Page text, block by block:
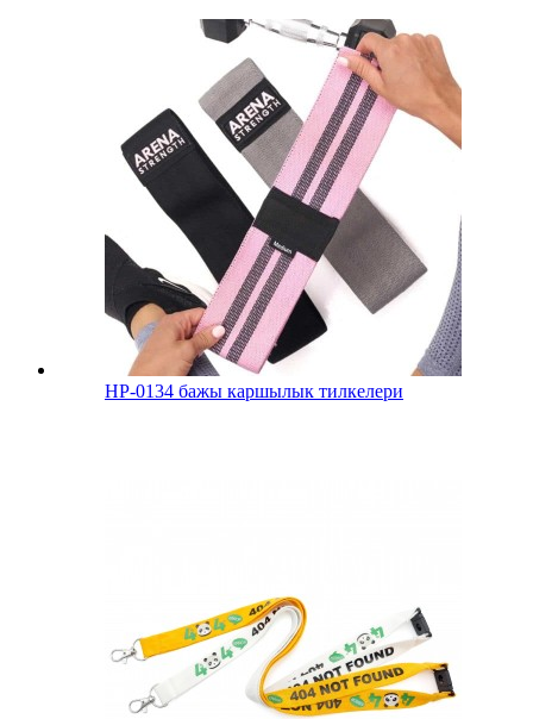
HP-0134 бажы каршылык тилкелери